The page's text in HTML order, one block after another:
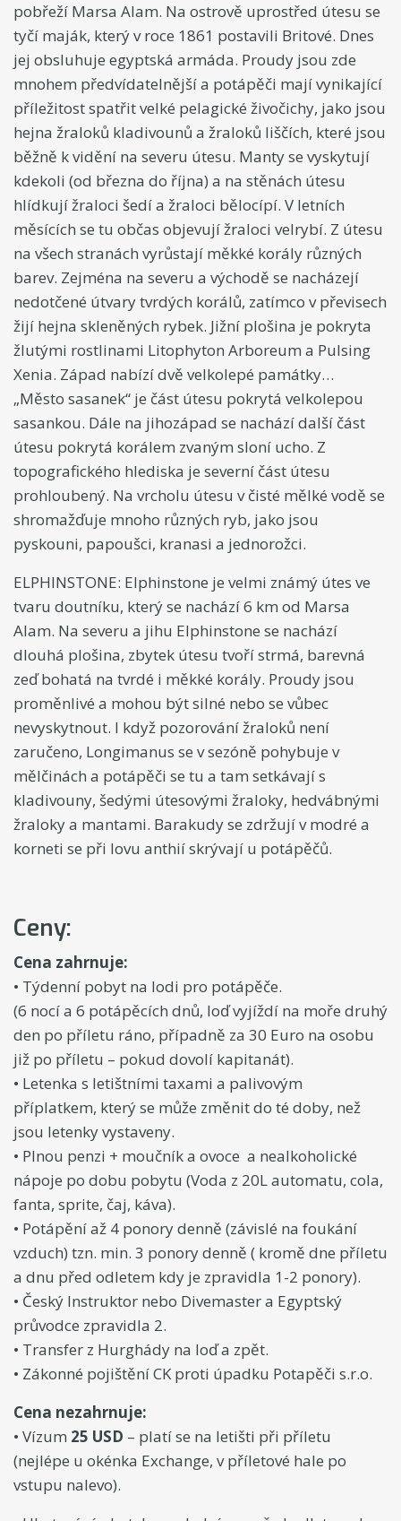
pobřeží Marsa Alam. Na ostrově uprostřed útesu se
tyčí maják, který v roce 1861 postavili Britové. Dnes
jej obsluhuje egyptská armáda. Proudy jsou zde
mnohem předvídatelnější a potápěči mají vynikající
příležitost spatřit velké pelagické živočichy, jako jsou
hejna žraloků kladivounů a žraloků liščích, které jsou
běžně k vidění na severu útesu. Manty se vyskytují
kdekoli (od března do října) a na stěnách útesu
hlídkují žraloci šedí a žraloci bělocípí. V letních
měsících se tu občas objevují žraloci velrybí. Z útesu
na všech stranách vyrůstají měkké korály různých
barev. Zejména na severu a východě se nacházejí
nedotčené útvary tvrdých korálů, zatímco v převisech
žijí hejna skleněných rybek. Jižní plošina je pokryta
žlutými rostlinami Litophyton Arboreum a Pulsing
Xenia. Západ nabízí dvě velkolepé památky…
„Město sasanek“ je část útesu pokrytá velkolepou
sasankou. Dále na jihozápad se nachází další část
útesu pokrytá korálem zvaným sloní ucho. Z
topografického hlediska je severní část útesu
prohloubený. Na vrcholu útesu v čisté mělké vodě se
shromažďuje mnoho různých ryb, jako jsou
pyskouni, papoušci, kranasi a jednorožci.
ELPHINSTONE: Elphinstone je velmi známý útes ve
tvaru doutníku, který se nachází 6 km od Marsa
Alam. Na severu a jihu Elphinstone se nachází
dlouhá plošina, zbytek útesu tvoří strmá, barevná
zeď bohatá na tvrdé i měkké korály. Proudy jsou
proměnlivé a mohou být silné nebo se vůbec
nevyskytnout. I když pozorování žraloků není
zaručeno, Longimanus se v sezóně pohybuje v
mělčinách a potápěči se tu a tam setkávají s
kladivouny, šedými útesovými žraloky, hedvábnými
žraloky a mantami. Barakudy se zdržují v modré a
korneti se při lovu anthií skrývají u potápěčů.
Ceny:
Cena zahrnuje:
• Týdenní pobyt na lodi pro potápěče.
(6 nocí a 6 potápěcích dnů, loď vyjíždí na moře druhý
den po příletu ráno, případně za 30 Euro na osobu
již po příletu – pokud dovolí kapitanát).
• Letenka s letištními taxami a palivovým
příplatkem, který se může změnit do té doby, než
jsou letenky vystaveny.
• Plnou penzi + moučník a ovoce a nealkoholické
nápoje po dobu pobytu (Voda z 20L automatu, cola,
fanta, sprite, čaj, káva).
• Potápění až 4 ponory denně (závislé na foukání
vzduch) tzn. min. 3 ponory denně ( kromě dne příletu
a dnu před odletem kdy je zpravidla 1-2 ponory).
• Český Instruktor nebo Divemaster a Egyptský
průvodce zpravidla 2.
• Transfer z Hurghády na loď a zpět.
• Zákonné pojištění CK proti úpadku Potapěči s.r.o.
Cena nezahrnuje:
• Vízum 25 USD – platí se na letišti při příletu
(nejlépe u okénka Exchange, v příletové hale po
vstupu nalevo).